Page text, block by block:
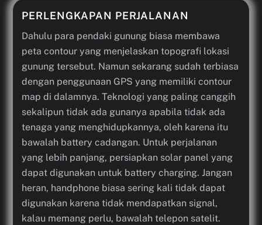
PERLENGKAPAN PERJALANAN
Dahulu para pendaki gunung biasa membawa
peta contour yang menjelaskan topografi lokasi
gunung tersebut. Namun sekarang sudah terbiasa
dengan penggunaan GPS yang memiliki contour
map di dalamnya. Teknologi yang paling canggih
sekalipun tidak ada gunanya apabila tidak ada
tenaga yang menghidupkannya, oleh karena itu
bawalah battery cadangan. Untuk perjalanan
yang lebih panjang, persiapkan solar panel yang
dapat digunakan untuk battery charging. Jangan
heran, handphone biasa sering kali tidak dapat
digunakan karena tidak mendapatkan signal,
kalau memang perlu, bawalah telepon satelit.